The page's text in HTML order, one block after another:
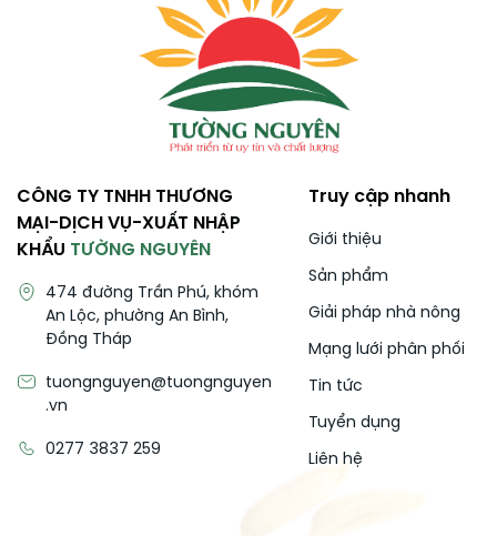
CÔNG TY TNHH THƯƠNG
MẠI-DỊCH VỤ-XUẤT NHẬP
KHẨU TƯỜNG NGUYÊN
474 đường Trần Phú, khóm
An Lộc, phường An Bình,
Đồng Tháp
tuongnguyen@tuongnguyen
.vn
0277 3837 259
Truy cập nhanh
Giới thiệu
Sản phẩm
Giải pháp nhà nông
Mạng lưới phân phối
Tin tức
Tuyển dụng
Liên hệ